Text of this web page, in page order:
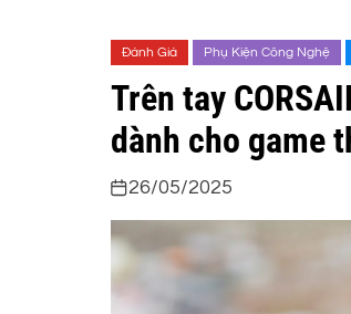
Đánh Giá Phụ Kiện Công Nghệ
Trên tay
dành cho game
26/05/2025